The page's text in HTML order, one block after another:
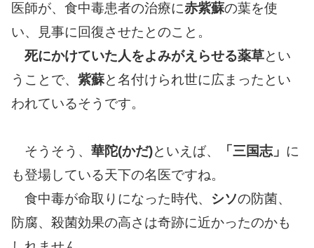
医師が、食中毒患者の治療に赤紫蘇の葉を使
い、見事に回復させたとのこと。
死にかけていた人をよみがえらせる薬草とい
うことで、 紫蘇と名付けられ世に広まったとい
われているそうです。
そうそう、 華陀(かだ)といえば、 「三国志」 に
も登場している天下の名医ですね。
食中毒が命取りになった時代、 シソの防菌、
防腐、殺菌効果の高さは奇跡に近かったのかも